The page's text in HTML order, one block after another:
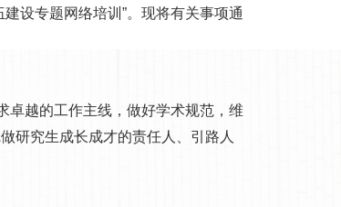
设专题网络培训”。现将有关事项通
卓越的工作主线，做好学术规范，维
研究生成长成才的责任人、引路人